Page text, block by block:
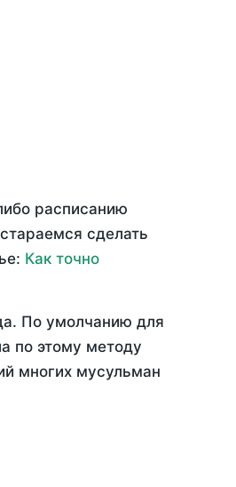
расписанию
сделать
Как точно
. По умолчанию для
по этому методу
многих мусульман